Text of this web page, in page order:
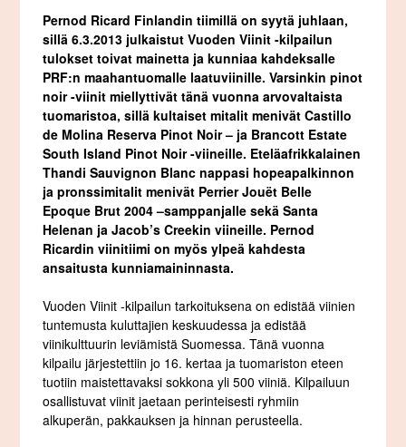
Pernod Ricard Finlandin tiimillä on syytä juhlaan,
sillä 6.3.2013 julkaistut Vuoden Viinit -kilpailun
tulokset toivat mainetta ja kunniaa kahdeksalle
PRF:n maahantuomalle laatuviinille. Varsinkin pinot
noir -viinit miellyttivät tänä vuonna arvovaltaista
tuomaristoa, sillä kultaiset mitalit menivät Castillo
de Molina Reserva Pinot Noir – ja Brancott Estate
South Island Pinot Noir -viineille. Eteläafrikkalainen
Thandi Sauvignon Blanc nappasi hopeapalkinnon
ja pronssimitalit menivät Perrier Jouët Belle
Epoque Brut 2004 –samppanjalle sekä Santa
Helenan ja Jacob’s Creekin viineille. Pernod
Ricardin viinitiimi on myös ylpeä kahdesta
ansaitusta kunniamaininnasta.
Vuoden Viinit -kilpailun tarkoituksena on edistää viinien
tuntemusta kuluttajien keskuudessa ja edistää
viinikulttuurin leviämistä Suomessa. Tänä vuonna
kilpailu järjestettiin jo 16. kertaa ja tuomariston eteen
tuotiin maistettavaksi sokkona yli 500 viiniä. Kilpailuun
osallistuvat viinit jaetaan perinteisesti ryhmiin
alkuperän, pakkauksen ja hinnan perusteella.